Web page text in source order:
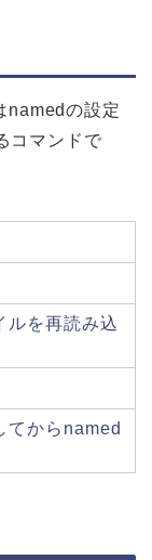
namedの設定
コマンドで
ルを再読み込
てからnamed